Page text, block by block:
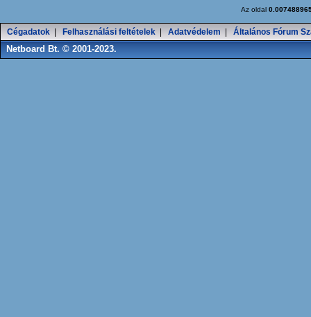
Az oldal
Cégadatok Felhasználási feltételek Adatvédelem Általános Fórum
Netboard Bt. © 2001-2023.